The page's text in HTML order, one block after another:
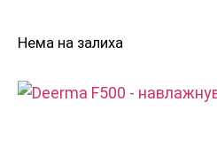
Нема на залиха